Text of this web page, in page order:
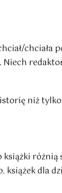
chciała
Niech
niż
różnią
książek dla